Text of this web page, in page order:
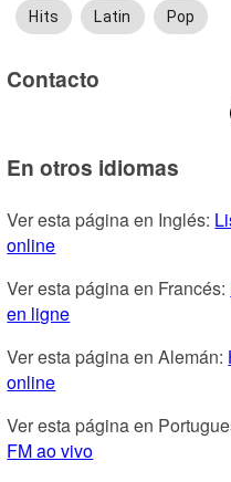
Hits Latin Pop
Contacto
En otros idiomas
Ver esta página en Inglés:
online
Ver esta página en Francés:
en ligne
Ver esta página en Alemán:
online
Ver esta página en
FM ao vivo